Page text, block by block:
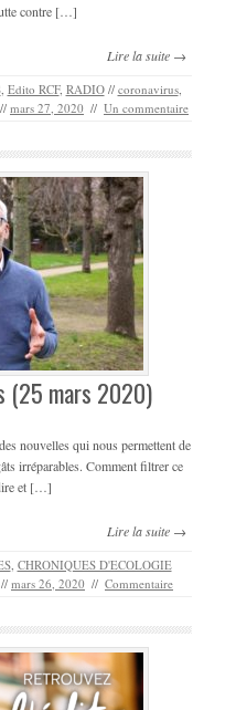
contre […]
Lire la suite →
, Edito RCF, RADIO // coronavirus,
// mars 27, 2020 // Un commentaire
(25 mars 2020)
nouvelles qui nous permettent de
irréparables. Comment filtrer ce
et […]
Lire la suite →
, CHRONIQUES D'ECOLOGIE
// mars 26, 2020 // Commentaire